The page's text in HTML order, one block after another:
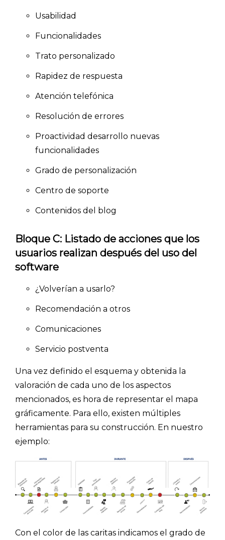
Usabilidad
Funcionalidades
Trato personalizado
Rapidez de respuesta
Atención telefónica
Resolución de errores
Proactividad desarrollo nuevas
funcionalidades
Grado de personalización
Centro de soporte
Contenidos del blog
Bloque C: Listado de acciones que los
usuarios realizan después del uso del
software
¿Volverían a usarlo?
Recomendación a otros
Comunicaciones
Servicio postventa
Una vez definido el esquema y obtenida la
valoración de cada uno de los aspectos
mencionados, es hora de representar el mapa
gráficamente. Para ello, existen múltiples
herramientas para su construcción. En nuestro
ejemplo:
Con el color de las caritas indicamos el grado de